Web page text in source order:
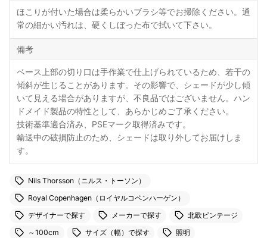
ほこりが付いた場合は柔らかいブラシ等でお掃除ください。通
常の細かい汚れは、硬くしぼった布で拭いて下さい。
備考
ベース上部の切り口は手作業で仕上げられているため、若干の
傾斜が生じることがあります。その影響で、シェードが少し傾
いて見える場合がありますが、不良品ではございません。ハン
ドメイド製品の特性として、あらかじめご了承ください。
技術基準適合済み、PSEマーク取得済みです。
輸送中の破損防止のため、シェードは取り外してお届けしま
す。
Nils Thorsson（ニルス・トーソン）
Royal Copenhagen（ロイヤルコペンハーゲン）
デザイナーで探す
メーカーで探す
北欧ビンテージ
～100cm
サイズ（幅）で探す
照明